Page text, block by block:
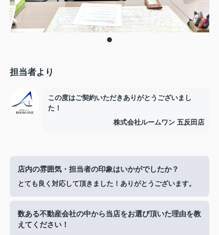
担当者より
この度はご契約いただきありがとうございまし
た！
株式会社ルームワン 五反田店
店内の雰囲気・担当者の印象はいかがでしたか？
とても良く対応して頂きました！ありがとうございます。
数ある不動産会社の中から当店をお選び頂いた理由を教
えてください！